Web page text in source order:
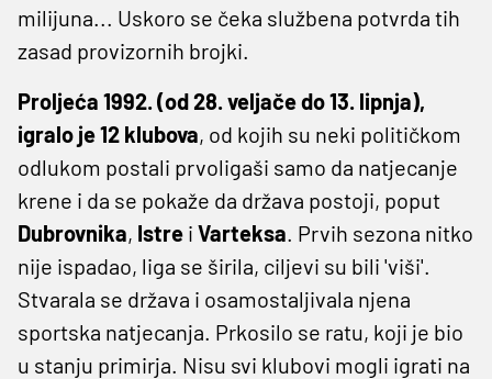
milijuna... Uskoro se čeka službena potvrda tih
zasad provizornih brojki.
Proljeća 1992. (od 28. veljače do 13. lipnja),
igralo je 12 klubova, od kojih su neki političkom
odlukom postali prvoligaši samo da natjecanje
krene i da se pokaže da država postoji, poput
Dubrovnika, Istre i Varteksa. Prvih sezona nitko
nije ispadao, liga se širila, ciljevi su bili 'viši'.
Stvarala se država i osamostaljivala njena
sportska natjecanja. Prkosilo se ratu, koji je bio
u stanju primirja. Nisu svi klubovi mogli igrati na